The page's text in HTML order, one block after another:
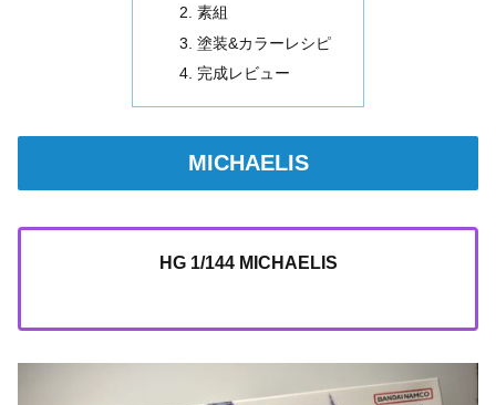
素組
塗装&カラーレシピ
完成レビュー
MICHAELIS
HG 1/144 MICHAELIS